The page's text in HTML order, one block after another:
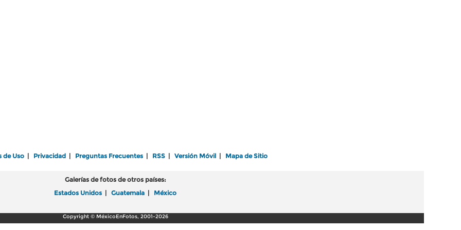
de Uso Privacidad Preguntas Frecuentes RSS Versión Móvil Mapa de Sitio
Galerías de fotos de otros países:
Estados Unidos
Guatemala México
Copyright © MéxicoEnFotos, 2001-2026